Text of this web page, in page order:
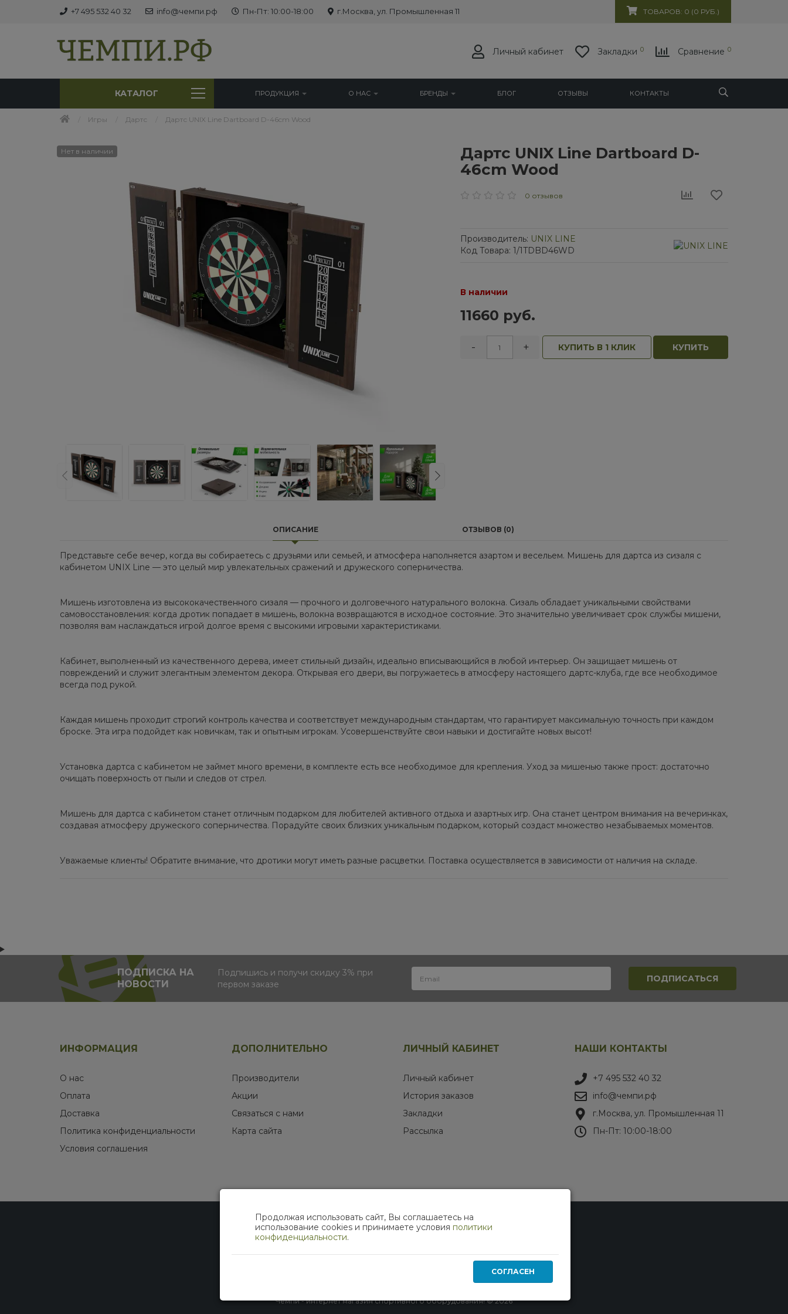
+7 495 532 40 32 info@чемпи.рф Пн-Пт: 10:00-18:00 г.Москва, ул. Промышленная 11 ТОВАРОВ: 0 (0 РУБ.)
Личный кабинет Закладки 0 Сравнение 0
КАТАЛОГ ПРОДУКЦИЯ О НАС БРЕНДЫ БЛОГ ОТЗЫВЫ КОНТАКТЫ
Игры Дартс Дартс UNIX Line Dartboard D-46cm Wood
Нет в наличии
Дартс UNIX Line Dartboard D-
46cm Wood
0 отзывов
Производитель: UNIX LINE
Код Товара: 1/1TDBD46WD
В наличии
11660 руб.
- + КУПИТЬ В 1 КЛИК КУПИТЬ
ОПИСАНИЕ ОТЗЫВОВ (0)
Представьте себе вечер, когда вы собираетесь с друзьями или семьей, и атмосфера наполняется азартом и весельем. Мишень для дартса из сизаля с
кабинетом UNIX Line — это целый мир увлекательных сражений и дружеского соперничества.
Мишень изготовлена из высококачественного сизаля — прочного и долговечного натурального волокна. Сизаль обладает уникальными свойствами
самовосстановления: когда дротик попадает в мишень, волокна возвращаются в исходное состояние. Это значительно увеличивает срок службы мишени,
позволяя вам наслаждаться игрой долгое время с высокими игровыми характеристиками.
Кабинет, выполненный из качественного дерева, имеет стильный дизайн, идеально вписывающийся в любой интерьер. Он защищает мишень от
повреждений и служит элегантным элементом декора. Открывая его двери, вы погружаетесь в атмосферу настоящего дартс-клуба, где все необходимое
всегда под рукой.
Каждая мишень проходит строгий контроль качества и соответствует международным стандартам, что гарантирует максимальную точность при каждом
броске. Эта игра подойдет как новичкам, так и опытным игрокам. Усовершенствуйте свои навыки и достигайте новых высот!
Установка дартса с кабинетом не займет много времени, в комплекте есть все необходимое для крепления. Уход за мишенью также прост: достаточно
очищать поверхность от пыли и следов от стрел.
Мишень для дартса с кабинетом станет отличным подарком для любителей активного отдыха и азартных игр. Она станет центром внимания на вечеринках,
создавая атмосферу дружеского соперничества. Порадуйте своих близких уникальным подарком, который создаст множество незабываемых моментов.
Уважаемые клиенты! Обратите внимание, что дротики могут иметь разные расцветки. Поставка осуществляется в зависимости от наличия на складе.
ПОДПИСКА НА
НОВОСТИ
Подпишись и получи скидку 3% при
первом заказе
ИНФОРМАЦИЯ
О нас
Оплата
Доставка
Политика конфиденциальности
Условия соглашения
ДОПОЛНИТЕЛЬНО
Производители
Акции
Связаться с нами
Карта сайта
ЛИЧНЫЙ КАБИНЕТ
Личный кабинет
История заказов
Закладки
Рассылка
НАШИ КОНТАКТЫ
+7 495 532 40 32
info@чемпи.рф
г.Москва, ул. Промышленная 11
Пн-Пт: 10:00-18:00
МЫ В СОЦИАЛЬНЫХ СЕТЯХ
Чемпи - интернет магазин спортивного оборудования! © 2026
Продолжая использовать сайт, Вы соглашаетесь на
использование cookies и принимаете условия политики
конфиденциальности.
СОГЛАСЕН